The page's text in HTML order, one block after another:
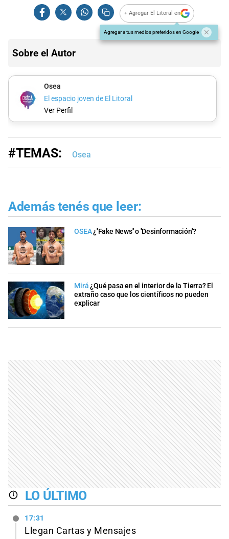
+ Agregar El Litoral en
Agregar a tus medios preferidos en Google
Sobre el Autor
Osea
El espacio joven de El Litoral
Ver Perfil
#TEMAS: Osea
Además tenés que leer:
OSEA¿''Fake News'' o ''Desinformación''?
Mirá¿Qué pasa en el interior de la Tierra? El
extraño caso que los científicos no pueden
explicar
LO ÚLTIMO
17:31
Llegan Cartas y Mensajes